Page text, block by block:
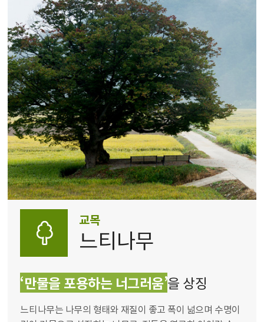
교목
느티나무
‘만물을 포용하는 너그러움’을 상징
느티나무는 나무의 형태와 재질이 좋고 폭이 넒으며 수명이